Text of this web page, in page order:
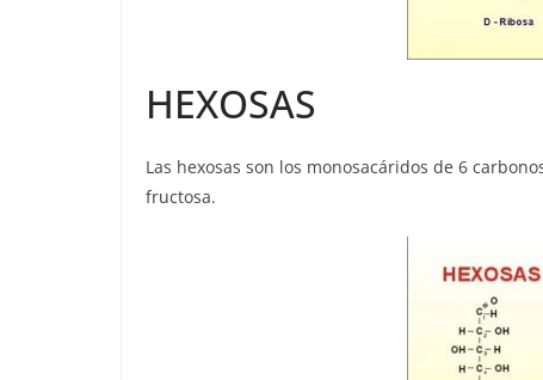
HEXOSAS
Las hexosas son los monosacáridos de 6
fructosa.